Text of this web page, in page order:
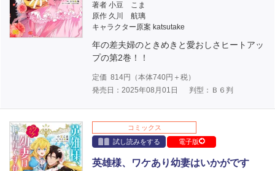
著者 小豆 こま
原作 久川 航璃
キャラクター原案 katsutake
年の差夫婦のときめきと愛おしさヒートアッ
プの第2巻！！
定価 814円（本体740円＋税）
発売日：2025年08月01日
判型：Ｂ６判
コミックス
試し読みをする
電子版
英雄様、ワケあり幼妻はいかがです